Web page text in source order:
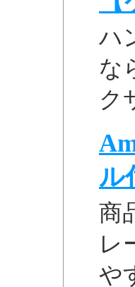
ハ
な
ク
ル
商
レ
や